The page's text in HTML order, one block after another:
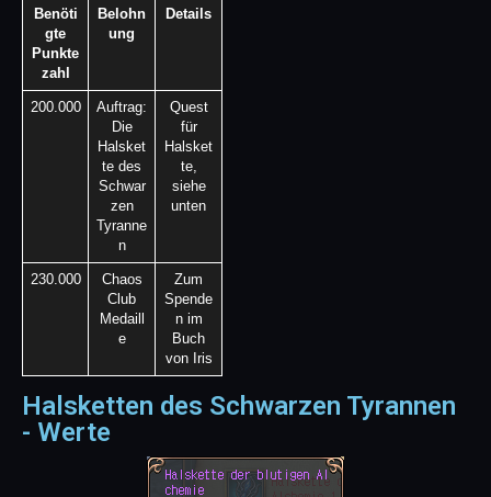
Benöti
gte
Punkte
zahl
Belohn
ung
Details
200.000
Auftrag:
Die
Halsket
te des
Schwar
zen
Tyranne
n
Quest
für
Halsket
te,
siehe
unten
230.000
Chaos
Club
Medaill
e
Zum
Spende
n im
Buch
von Iris
Halsketten des Schwarzen Tyrannen
- Werte